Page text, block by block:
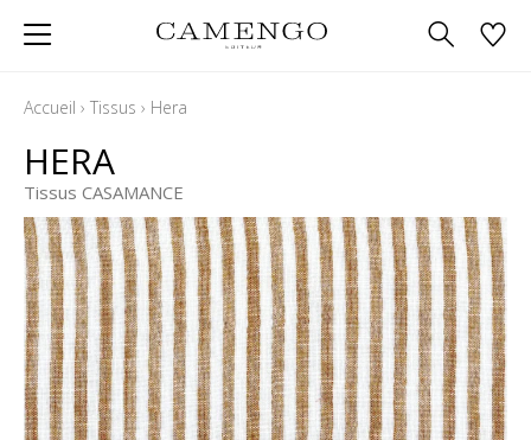
Accueil › Tissus › Hera
HERA
Tissus CASAMANCE